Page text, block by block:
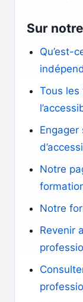
Sur
Qu’est-
Tous les
Engager
Notre
Notre
Revenir